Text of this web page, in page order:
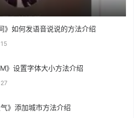
》如何发语音说说的方法介绍
》设置字体大小方法介绍
气》添加城市方法介绍